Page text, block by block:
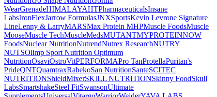
WearGrenadeHIMALAYAHTPharmaceuticalsInsane
LabsIronFlexJarrow FormulasJNXSportsKevin Levrone Signature
LineLenny & LarryMARSMax Protein MHPMuscle FoodsMuscle
MooseMuscle TechMuscleMedsMUTANTMYPROTEINNOW
FoodsNuclear NutritionNutrendNutrex ResearchNUTRY
NUTSOlimp Sport Nutrition Optimum
NutritionOsaviOstroVitPERFORMAPro TanProtellaPuritan's
PrideQNTQuamtraxRabekoSan NutritionSanteSCITEC
NUTRITIONShieldMixerSKILL NUTRITIONSkinny FoodSkull
LabsSmartshakeSteel FitSwansonUltimate